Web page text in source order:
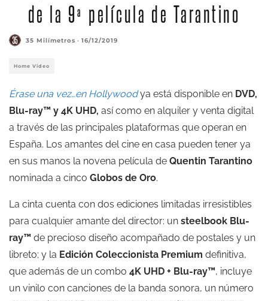
de la 9ª película de Tarantino
35 Milímetros · 16/12/2019
Home Video
Érase una vez…en Hollywoodya está disponible en DVD,
Blu-ray™ y 4K UHD, así como en alquiler y venta digital
a través de las principales plataformas que operan en
España. Los amantes del cine en casa pueden tener ya
en sus manos la novena película de Quentin Tarantino
nominada a cinco Globos de Oro.
La cinta cuenta con dos ediciones limitadas irresistibles
para cualquier amante del director: un steelbook Blu-
ray™ de precioso diseño acompañado de postales y un
libreto; y la Edición Coleccionista Premium definitiva,
que además de un combo 4K UHD + Blu-ray™, incluye
un vinilo con canciones de la banda sonora, un número